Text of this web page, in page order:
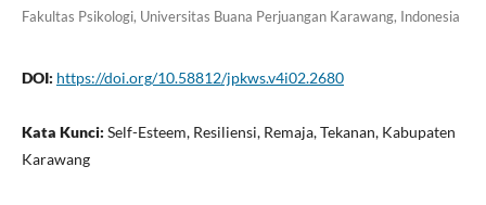
Fakultas Psikologi, Universitas Buana Perjuangan Karawang, Indonesia
DOI: https://doi.org/10.58812/jpkws.v4i02.2680
Kata Kunci: Self-Esteem, Resiliensi, Remaja, Tekanan, Kabupaten
Karawang